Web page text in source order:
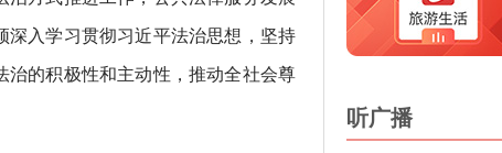
入学习贯彻习近平法治思想，坚持
的积极性和主动性，推动全社会尊
听广播